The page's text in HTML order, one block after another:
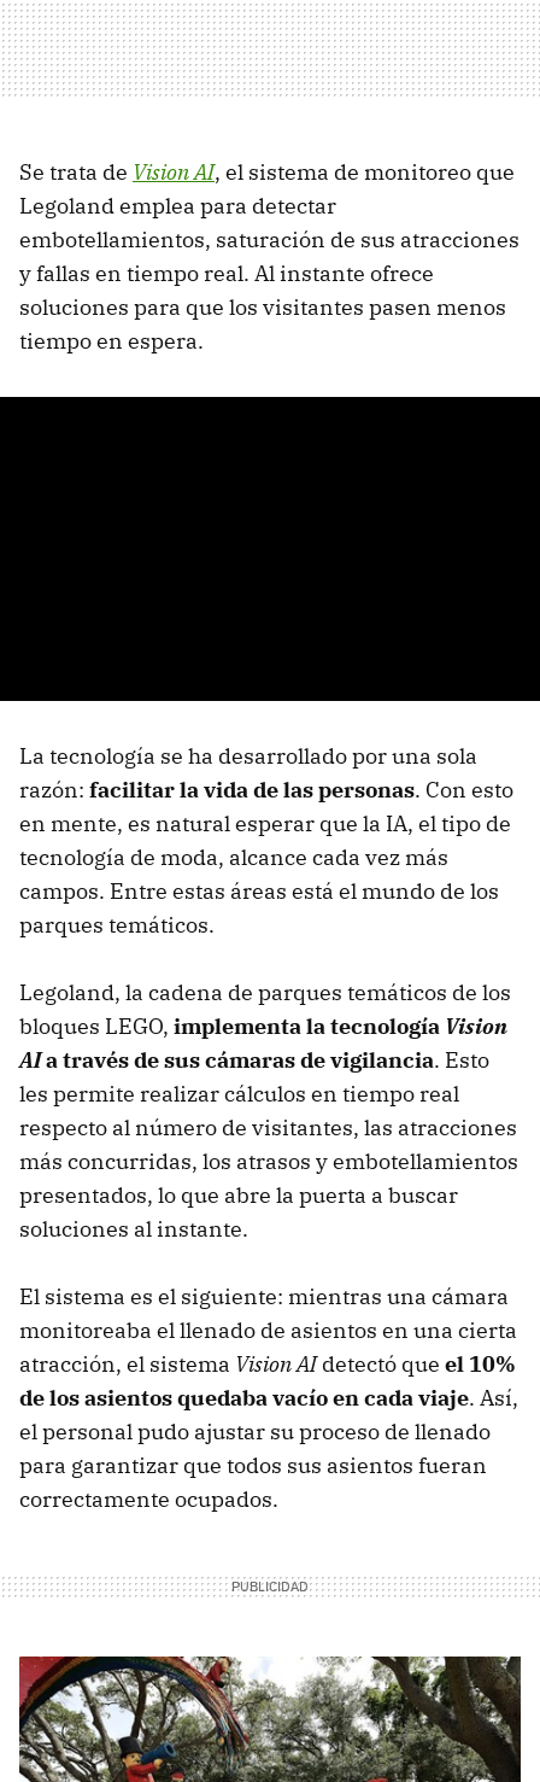
Se trata de Vision AI, el sistema de monitoreo que
Legoland emplea para detectar
embotellamientos, saturación de sus atracciones
y fallas en tiempo real. Al instante ofrece
soluciones para que los visitantes pasen menos
tiempo en espera.
La tecnología se ha desarrollado por una sola
razón: facilitar la vida de las personas. Con esto
en mente, es natural esperar que la IA, el tipo de
tecnología de moda, alcance cada vez más
campos. Entre estas áreas está el mundo de los
parques temáticos.
Legoland, la cadena de parques temáticos de los
bloques LEGO, implementa la tecnología Vision
AIa través de sus cámaras de vigilancia. Esto
les permite realizar cálculos en tiempo real
respecto al número de visitantes, las atracciones
más concurridas, los atrasos y embotellamientos
presentados, lo que abre la puerta a buscar
soluciones al instante.
El sistema es el siguiente: mientras una cámara
monitoreaba el llenado de asientos en una cierta
atracción, el sistema Vision AIdetectó que el 10%
de los asientos quedaba vacío en cada viaje. Así,
el personal pudo ajustar su proceso de llenado
para garantizar que todos sus asientos fueran
correctamente ocupados.